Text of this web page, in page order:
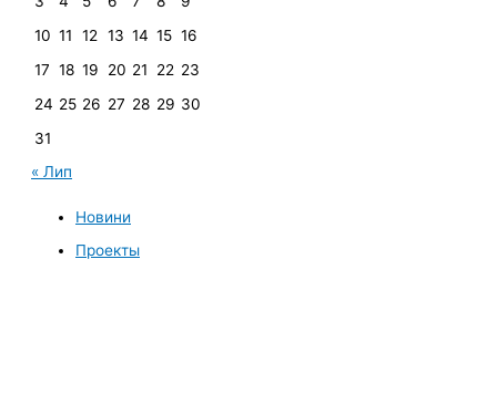
10 11 12 13 14 15 16
17 18 19 20 21 22 23
24 25 26 27 28 29 30
31
« Лип
Новини
Проекты